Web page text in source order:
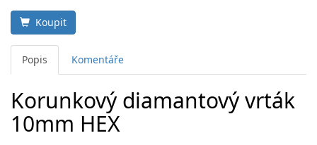
Koupit
Popis Komentáře
Korunkový diamantový vrták
10mm HEX